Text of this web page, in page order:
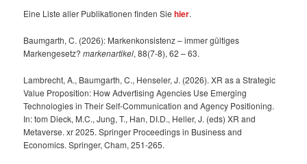
Eine Liste aller Publikationen finden Siehier.
Baumgarth, C. (2026): Markenkonsistenz – immer gültiges
Markengesetz?markenartikel, 88(7-8), 62 – 63.
Lambrecht, A., Baumgarth, C., Henseler, J. (2026). XR as a Strategic
Value Proposition: How Advertising Agencies Use Emerging
Technologies in Their Self-Communication and Agency Positioning.
In: tom Dieck, M.C., Jung, T., Han, DI.D., Heller, J. (eds) XR and
Metaverse. xr 2025. Springer Proceedings in Business and
Economics. Springer, Cham, 251-265.